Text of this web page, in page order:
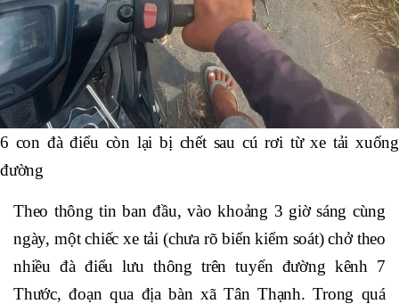
6 con đà điểu còn lại bị chết sau cú rơi từ xe tải xuống
đường
Theo thông tin ban đầu, vào khoảng 3 giờ sáng cùng
ngày, một chiếc xe tải (chưa rõ biển kiểm soát) chở theo
nhiều đà điểu lưu thông trên tuyến đường kênh 7
Thước, đoạn qua địa bàn xã Tân Thạnh. Trong quá